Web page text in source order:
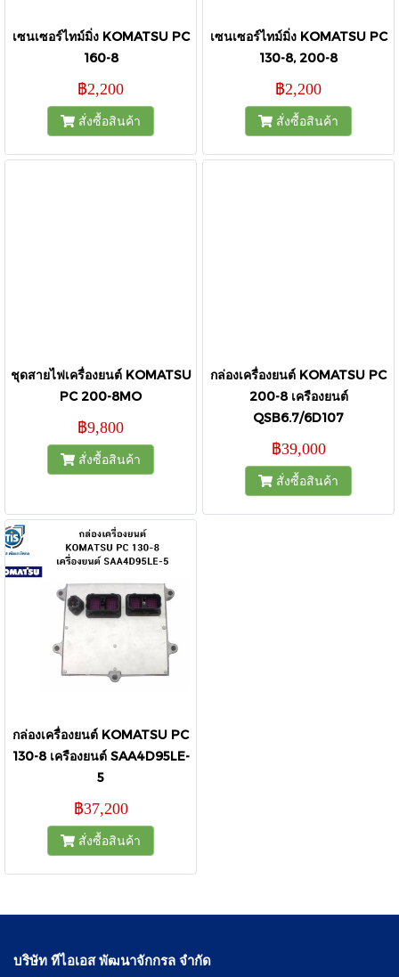
เซนเซอร์ไทม์มิ่ง KOMATSU PC
160-8
฿2,200
สั่งซื้อสินค้า
เซนเซอร์ไทม์มิ่ง KOMATSU PC
130-8, 200-8
฿2,200
สั่งซื้อสินค้า
ชุดสายไฟเครื่องยนต์ KOMATSU
PC 200-8MO
฿9,800
สั่งซื้อสินค้า
กล่องเครื่องยนต์ KOMATSU PC
200-8 เครืองยนต์
QSB6.7/6D107
฿39,000
สั่งซื้อสินค้า
กล่องเครื่องยนต์ KOMATSU PC
130-8 เครืองยนต์ SAA4D95LE-
5
฿37,200
สั่งซื้อสินค้า
บริษัท ทีไอเอส พัฒนาจักกรล จำกัด